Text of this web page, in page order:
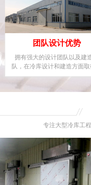
团队设计优势
拥有强大的设计团队以及建
队，在冷库设计和建造方面取
优异成绩及领先地位。
专注大型冷库工